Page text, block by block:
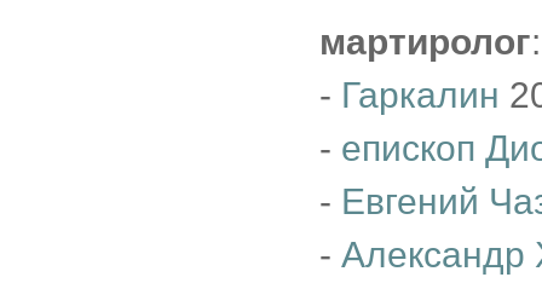
мартиролог:
- Гаркалин
- епископ
- Евгений
- Александр